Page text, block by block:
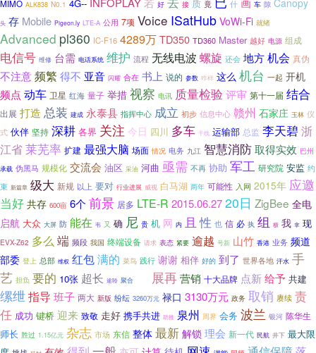
MIMO ALK838 N0.1 4G-- 好 接 质 竟 什 车 隙 Canopy
头 存 Mobile Pigeon.ly LTE-A 公用 7项 Voice ISatHub VoWi-Fi 就绪
Advanced pl360 IC-F16 4289万TD350 TD360 Master 越好 电源 组成
电信号 维修 台需 电话系统 维护 流程 无线电波 螺旋 还会 地方机会 真伪
不注意频繁 得不 亚音 闪耀 合在 书上 说的 参数 咋样 这么 机台 一起 开机
频点 动车 卫星 红海 量子 举措 视察 电讯 质量检验 评审 第十一届 结合
出展 打造 总装 建成 永泰县 指挥中心 成立 初步 信息中心 赣州 石家庄 玉林 仪
式 伙伴 坚持 深耕 各界 关注 今日 四川 多车 干线 运输部 总监 李天碧浙
江省莱芜率 扩建 最强大脑 场面 情况 电务 九江 智慧消防取得实效 巴州
承载 伪黑马 规模化 交流会 油区 采油 河曲 亟需 不再 协助 军工 研究院 安监 约
束 新篇章 级大 新规 以上 要对 行业进展 威视 白马湖 两年 可能性 入网 2015年 应邀
当好 共存 600亩 6个 前景 居多 LTE-R 2015.06.2720日 ZigBee 全电
启航 大众 大屏 防 能在 韦 又 确 尼 贵 机 网 内 且 性 也 信 必 执 组 极 我 拿 现
EVX-Z62 多么 端 频段 我国 终端设备 请求 表态 紧要 逾越 号新 山竹 香港 业务 频道
部委 登上 总部 维权 红包满的 菜鸟 践行 谢谢 相伴 好的 到了 世界各地 汗水 手
艺 担负 要的 10张 超长 途聆 聚合 展再营销 十大品牌 点新 给予 共建
缧绁指导 班子 两大 新版 纷纭 3260万元 禄口 3130万元 政务 取销 赓续 责
任 成功 键桥 迎来 致敬 走好 携手共进 助推 泉州 周界 会务 波兰 银河 陈华生
师长 胜过 1.15亿元 杂志 市场 东信 整体 最新 解锁 理会 新一代 民航 井下 最大限